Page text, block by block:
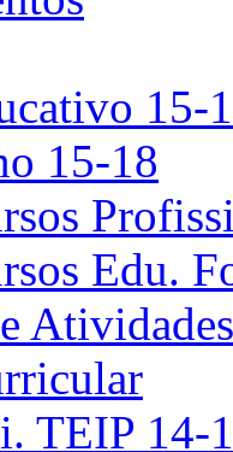
15-
15-18
Edu.
Atividades
TEIP 14-